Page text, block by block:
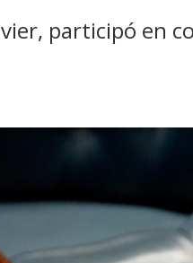
participó en